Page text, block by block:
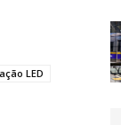
LED